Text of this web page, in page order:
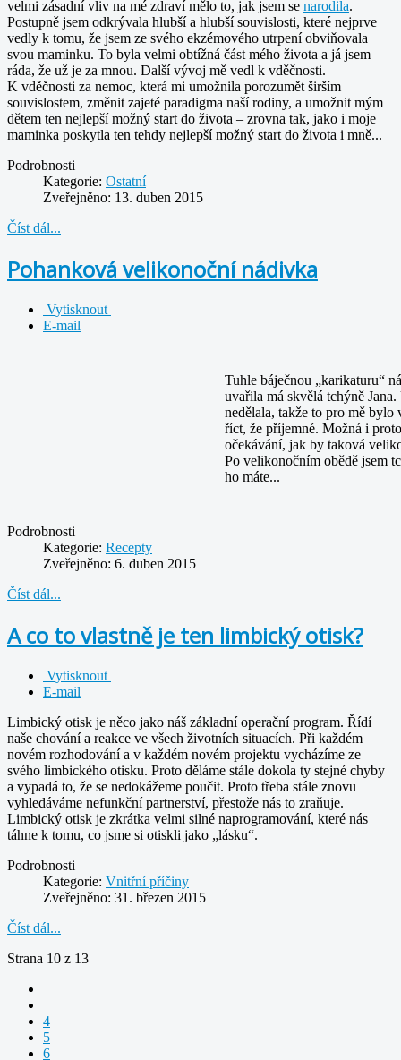
velmi zásadní vliv na mé zdraví mělo to, jak jsem se narodila.
Postupně jsem odkrývala hlubší a hlubší souvislosti, které nejprve
vedly k tomu, že jsem ze svého ekzémového utrpení obviňovala
svou maminku. To byla velmi obtížná část mého života a já jsem
ráda, že už je za mnou. Další vývoj mě vedl k vděčnosti.
K vděčnosti za nemoc, která mi umožnila porozumět širším
souvislostem, změnit zajeté paradigma naší rodiny, a umožnit mým
dětem ten nejlepší možný start do života – zrovna tak, jako i moje
maminka poskytla ten tehdy nejlepší možný start do života i mně...
Podrobnosti
Kategorie: Ostatní
Zveřejněno: 13. duben 2015
Číst dál...
Pohanková velikonoční nádivka
Vytisknout
E-mail
Tuhle báječnou „karikaturu“
uvařila má skvělá tchýně
nedělala, takže to pro mě bylo
říct, že příjemné. Možná i
očekávání, jak by taková
Po velikonočním obědě jsem
ho máte...
Podrobnosti
Kategorie: Recepty
Zveřejněno: 6. duben 2015
Číst dál...
A co to vlastně je ten limbický otisk?
Vytisknout
E-mail
Limbický otisk je něco jako náš základní operační program. Řídí
naše chování a reakce ve všech životních situacích. Při každém
novém rozhodování a v každém novém projektu vycházíme ze
svého limbického otisku. Proto děláme stále dokola ty stejné chyby
a vypadá to, že se nedokážeme poučit. Proto třeba stále znovu
vyhledáváme nefunkční partnerství, přestože nás to zraňuje.
Limbický otisk je zkrátka velmi silné naprogramování, které nás
táhne k tomu, co jsme si otiskli jako „lásku“.
Podrobnosti
Kategorie: Vnitřní příčiny
Zveřejněno: 31. březen 2015
Číst dál...
Strana 10 z 13
4
5
6